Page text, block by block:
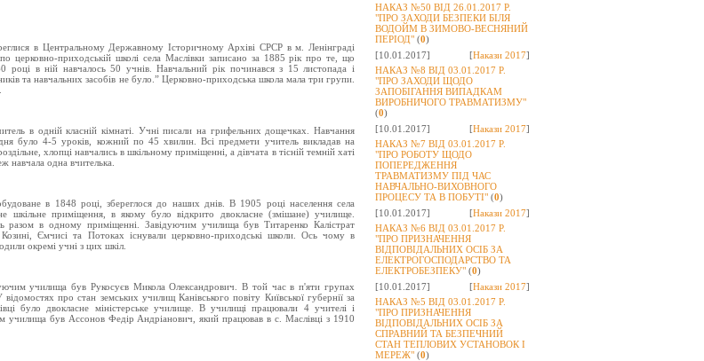
НАКАЗ №50 ВІД 26.01.2017 Р.
"ПРО ЗАХОДИ БЕЗПЕКИ БІЛЯ
ВОДОЙМ В ЗИМОВО-ВЕСНЯНИЙ
ПЕРІОД" (0)
[10.01.2017]
[Накази 2017]
НАКАЗ №8 ВІД 03.01.2017 Р.
"ПРО ЗАХОДИ ЩОДО
ЗАПОБІГАННЯ ВИПАДКАМ
ВИРОБНИЧОГО ТРАВМАТИЗМУ"
(0)
[10.01.2017]
[Накази 2017]
НАКАЗ №7 ВІД 03.01.2017 Р.
"ПРО РОБОТУ ЩОДО
ПОПЕРЕДЖЕННЯ
ТРАВМАТИЗМУ ПІД ЧАС
НАВЧАЛЬНО-ВИХОВНОГО
ПРОЦЕСУ ТА В ПОБУТІ" (0)
[10.01.2017]
[Накази 2017]
НАКАЗ №6 ВІД 03.01.2017 Р.
"ПРО ПРИЗНАЧЕННЯ
ВІДПОВІДАЛЬНИХ ОСІБ ЗА
ЕЛЕКТРОГОСПОДАРСТВО ТА
ЕЛЕКТРОБЕЗПЕКУ" (0)
[10.01.2017]
[Накази 2017]
НАКАЗ №5 ВІД 03.01.2017 Р.
"ПРО ПРИЗНАЧЕННЯ
ВІДПОВІДАЛЬНИХ ОСІБ ЗА
СПРАВНИЙ ТА БЕЗПЕЧНИЙ
СТАН ТЕПЛОВИХ УСТАНОВОК І
МЕРЕЖ" (0)
в Центральному Державному Історичному Архіві СРСР в м. Ленінграді
церковно-приходській школі села Маслівки записано за 1885 рік про те, що
році в ній навчалось 50 учнів. Навчальний рік починався з 15 листопада і
та навчальних засобів не було.” Церковно-приходська школа мала три групи.
в одній класній кімнаті. Учні писали на грифельних дощечках. Навчання
було 4-5 уроків, кожний по 45 хвилин. Всі предмети учитель викладав на
хлопці навчались в шкільному приміщенні, а дівчата в тісній темній хаті
навчала одна вчителька.
в 1848 році, збереглося до наших днів. В 1905 році населення села
шкільне приміщення, в якому було відкрито двокласне (змішане) училище.
разом в одному приміщенні. Завідуючим училища був Титаренко Калістрат
Ємчисі та Потоках існували церковно-приходські школи. Ось чому в
окремі учні з цих шкіл.
училища був Рукосуєв Микола Олександрович. В той час в п'яти групах
про стан земських училищ Канівського повіту Київської губернії за
було двокласне міністерське училище. В училищі працювали 4 учителі і
училища був Ассонов Федір Андріанович, який працював в с. Маслівці з 1910